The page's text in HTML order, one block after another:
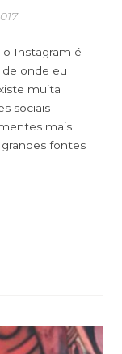
o Instagram é
onde eu
muita
sociais
mais
fontes